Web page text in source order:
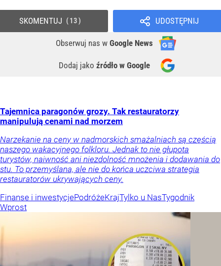
UDOSTĘPNIJ
Obserwuj nas w Google News
Dodaj jako źródło w Google
SKOMENTUJ 13
Tajemnica paragonów grozy. Tak restauratorzy
manipulują cenami nad morzem
Narzekanie na ceny w nadmorskich smażalniach są częścią
naszego wakacyjnego folkloru. Jednak to nie głupota
turystów, naiwność ani niezdolność mnożenia i dodawania do
stu. To przemyślana, ale nie do końca uczciwa strategia
restauratorów ukrywających ceny.
Finanse i inwestycjePodróżeKrajTylko u NasTygodnik
Wprost